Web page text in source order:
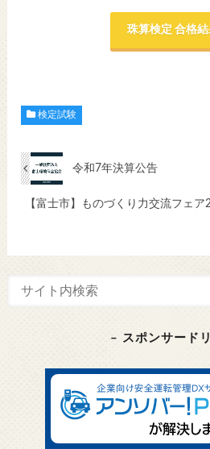
珠算検定 合格
検定試験
令和7年決算公告
【富士市】ものづくり力交流フェ
– スポンサード